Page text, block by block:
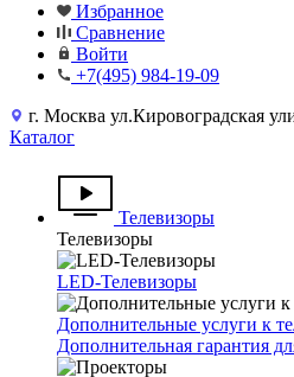
Избранное
Сравнение
Войти
+7(495) 984-19-09
г. Москва ул.Кировоградская
Каталог
Телевизоры
Телевизоры
LED-Телевизоры
Дополнительные услуги к
Дополнительная гарантия